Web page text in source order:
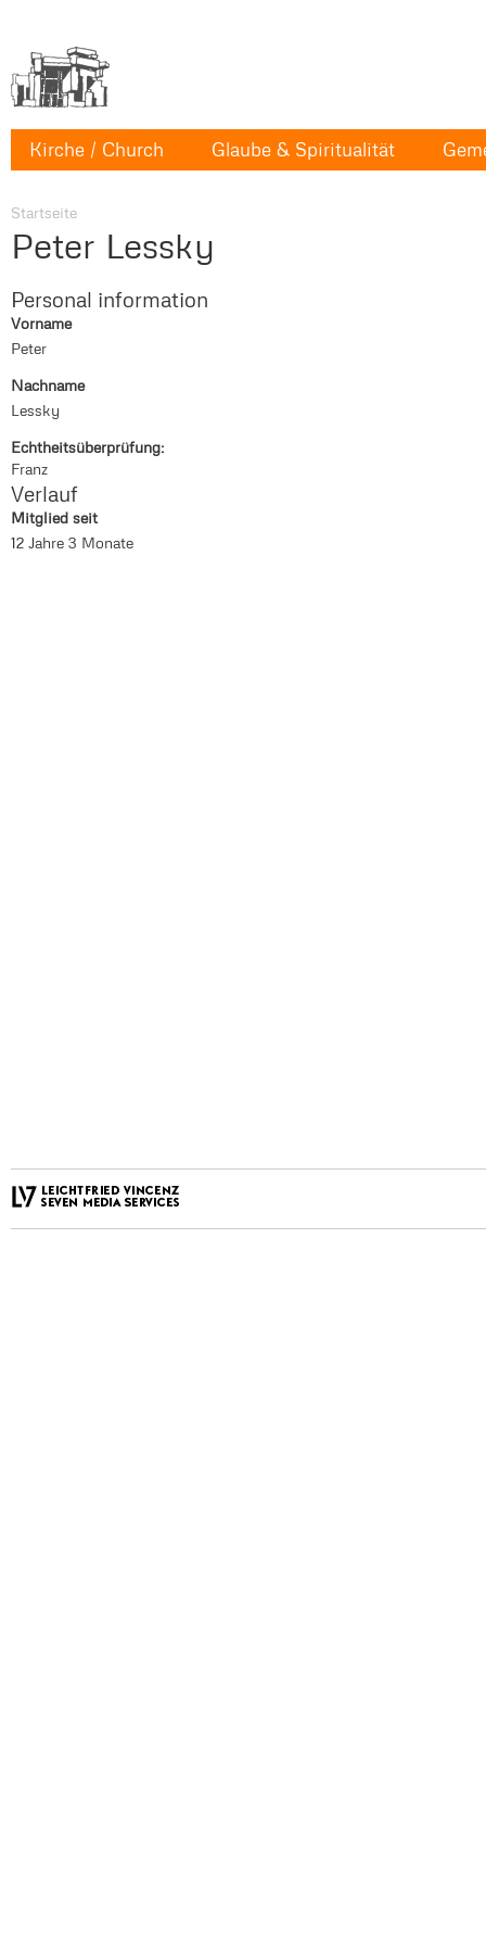
Kirche / Church Glaube & Spiritualität
Startseite
Peter Lessky
Personal information
Vorname
Peter
Nachname
Lessky
Echtheitsüberprüfung:
Franz
Verlauf
Mitglied seit
12 Jahre 3 Monate